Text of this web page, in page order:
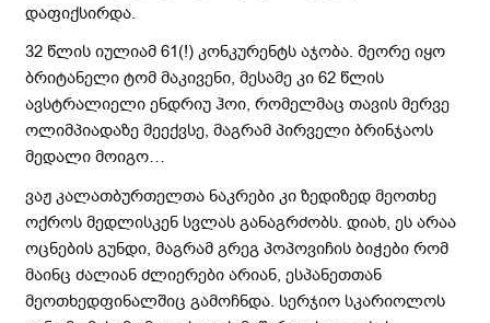
დაფიქსირდა.
32 წლის იულიამ 61(!) კონკურენტს აჯობა. მეორე იყო
ბრიტანელი ტომ მაკივენი, მესამე კი 62 წლის
ავსტრალიელი ენდრიუ ჰოი, რომელმაც თავის მერვე
ოლიმპიადაზე მეექვსე, მაგრამ პირველი ბრინჯაოს
მედალი მოიგო…
ვაჟ კალათბურთელთა ნაკრები კი ზედიზედ მეოთხე
ოქროს მედლისკენ სვლას განაგრძობს. დიახ, ეს არაა
ოცნების გუნდი, მაგრამ გრეგ პოპოვიჩის ბიჭები რომ
მაინც ძალიან ძლიერები არიან, ესპანეთთან
მეოთხედფინალშიც გამოჩნდა. სერჯიო სკარიოლოს